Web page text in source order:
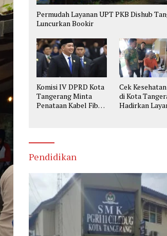
Permudah Layanan UPT PKB Dishub
Luncurkan Bookir
Komisi IV DPRD Kota
Tangerang Minta
Penataan Kabel Fiber
Cek
di Kota
Hadirkan
Pendidikan